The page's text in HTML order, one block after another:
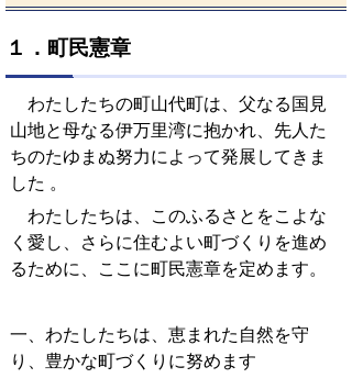
１．町民憲章
わたしたちの町山代町は、父なる国見
山地と母なる伊万里湾に抱かれ、先人た
ちのたゆまぬ努力によって発展してきま
した 。
わたしたちは、このふるさとをこよな
く愛し、さらに住むよい町づくりを進め
るために、ここに町民憲章を定めます。
一、わたしたちは、恵まれた自然を守
り、豊かな町づくりに努めます